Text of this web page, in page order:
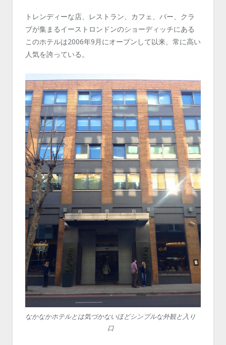
トレンディーな店、レストラン、カフェ、バー、クラ
ブが集まるイーストロンドンのショーディッチにある
このホテルは2006年9月にオープンして以来、常に高い
人気を誇っている。
なかなかホテルとは気づかないほどシンプルな外観と入り
口